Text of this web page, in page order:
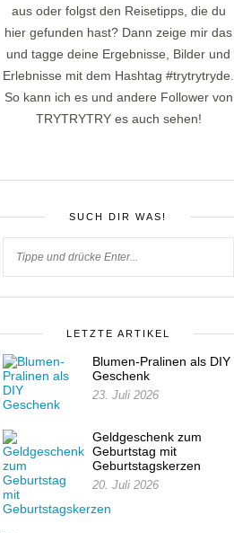
aus oder folgst den Reisetipps, die du
hier gefunden hast? Dann zeige mir das
und tagge deine Ergebnisse, Bilder und
Erlebnisse mit dem Hashtag #trytrytryde.
So kann ich es und andere Follower von
TRYTRYTRY es auch sehen!
SUCH DIR WAS!
LETZTE ARTIKEL
Blumen-Pralinen als DIY
Geschenk
23. Juli 2026
Geldgeschenk zum
Geburtstag mit
Geburtstagskerzen
20. Juli 2026